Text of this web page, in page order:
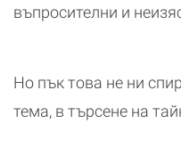
въпросителни и
Но пък това не ни
тема, в търсене на